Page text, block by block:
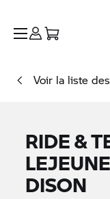
Voir la liste
RIDE &
DISON